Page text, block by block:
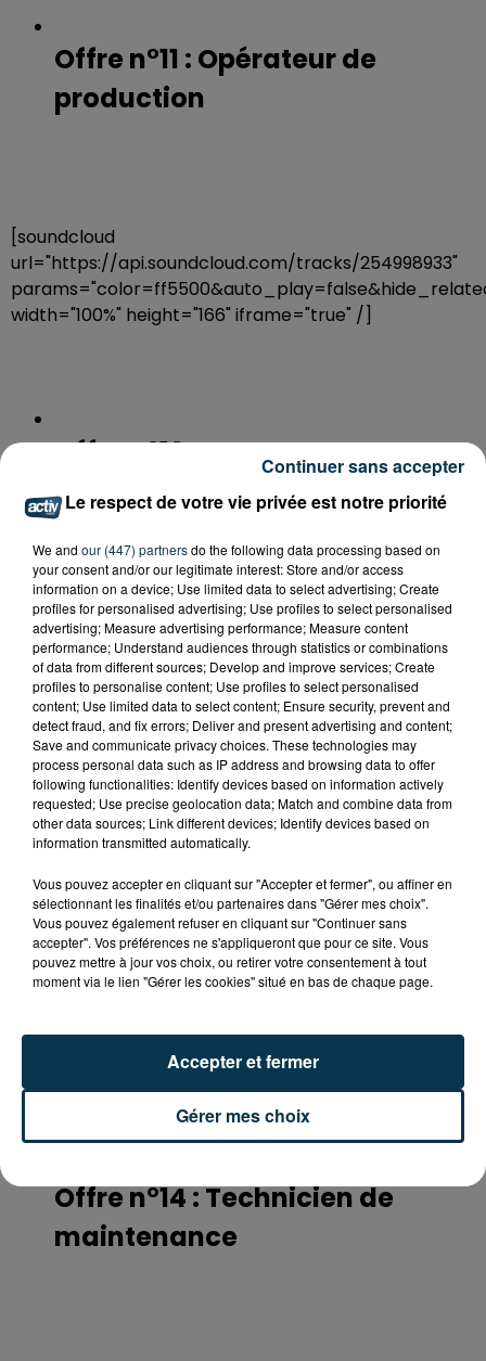
Offre n°11 : Opérateur de
production
[soundcloud
url="https://api.soundcloud.com/tracks/254998933"
width="100%" height="166" iframe="true" /]
Offre n°12
[soundcloud
url="https://api.soundcloud.com/tracks/254998932"
width="100%" height="166" iframe="true" /]
Offre n°13 : Fraiseur
programmateur
[soundcloud
width="100%" height="166" iframe="true" /]
Offre n°14 : Technicien de
maintenance
Le respect de votre vie privée est notre priorité
We and our (447) partnersdo the following data processing based on
your consent and/or our legitimate interest: Store and/or access
information on a device; Use limited data to select advertising; Create
profiles for personalised advertising; Use profiles to select personalised
advertising; Measure advertising performance; Measure content
performance; Understand audiences through statistics or combinations
of data from different sources; Develop and improve services; Create
profiles to personalise content; Use profiles to select personalised
content; Use limited data to select content; Ensure security, prevent and
detect fraud, and fix errors; Deliver and present advertising and content;
Save and communicate privacy choices. These technologies may
process personal data such as IP address and browsing data to offer
following functionalities: Identify devices based on information actively
requested; Use precise geolocation data; Match and combine data from
other data sources; Link different devices; Identify devices based on
information transmitted automatically.
Vous pouvez accepter en cliquant sur "Accepter et fermer", ou affiner en
sélectionnant les finalités et/ou partenaires dans "Gérer mes choix".
Vous pouvez également refuser en cliquant sur "Continuer sans
accepter". Vos préférences ne s'appliqueront que pour ce site. Vous
pouvez mettre à jour vos choix, ou retirer votre consentement à tout
moment via le lien "Gérer les cookies" situé en bas de chaque page.
Gérer mes choix
Accepter et fermer
Continuer sans accepter